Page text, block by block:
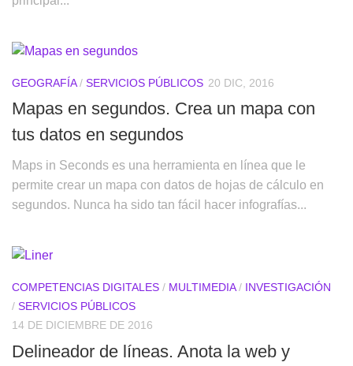
GEOGRAFÍA/ SERVICIOS PÚBLICOS 20 DIC, 2016
Mapas en segundos. Crea un mapa con
tus datos en segundos
Maps in Seconds es una herramienta en línea que le
permite crear un mapa con datos de hojas de cálculo en
segundos. Nunca ha sido tan fácil hacer infografías...
COMPETENCIAS DIGITALES / MULTIMEDIA/ INVESTIGACIÓN
/ SERVICIOS PÚBLICOS
14 DE DICIEMBRE DE 2016
Delineador de líneas. Anota la web y